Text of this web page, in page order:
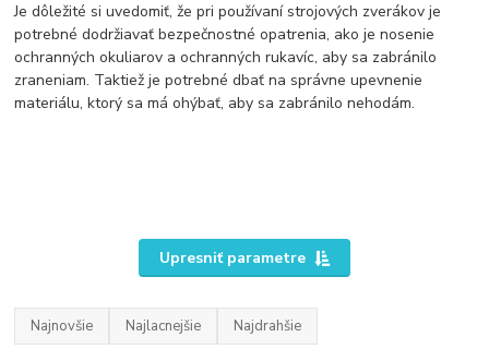
Je dôležité si uvedomiť, že pri používaní strojových zverákov je
potrebné dodržiavať bezpečnostné opatrenia, ako je nosenie
ochranných okuliarov a ochranných rukavíc, aby sa zabránilo
zraneniam. Taktiež je potrebné dbať na správne upevnenie
materiálu, ktorý sa má ohýbať, aby sa zabránilo nehodám.
Upresniť parametre
Najnovšie Najlacnejšie Najdrahšie